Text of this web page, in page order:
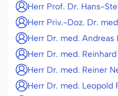
Herr Prof. Dr. Hans-
Herr Priv.-Doz. Dr.
Herr Dr. med. Andreas
Herr Dr. med.
Herr Dr. med. Reiner
Herr Dr. med. Leopold